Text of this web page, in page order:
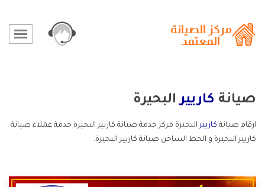
صيانة كارييرالبحيرة
ارقام صيانة كارييرالبحيرة مركز خدمة صيانة كاريير البحيرة خدمة عملاء صيانة
كاريير البحيرة و الخط الساخن صيانة كاريير البحيرة.